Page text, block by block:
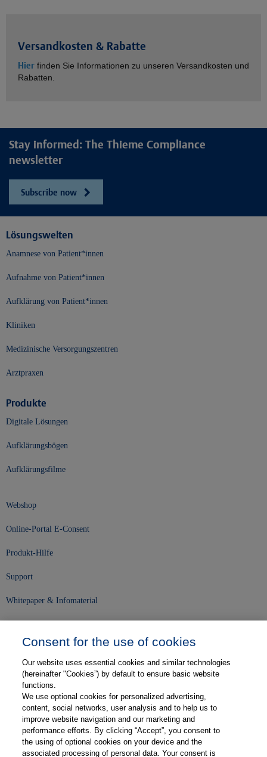
Versandkosten & Rabatte
Hier finden Sie Informationen zu unseren Versandkosten und
Rabatten.
Stay informed: The Thieme Compliance
newsletter
Subscribe now
Lösungswelten
Anamnese von Patient*innen
Aufnahme von Patient*innen
Aufklärung von Patient*innen
Kliniken
Medizinische Versorgungszentren
Arztpraxen
Produkte
Digitale Lösungen
Aufklärungsbögen
Aufklärungsfilme
Webshop
Online-Portal E-Consent
Produkt-Hilfe
Support
Whitepaper & Infomaterial
Karriere
Kontakt
Web-Semniare
Anwenderberichte
Consent for the use of cookies
Our website uses essential cookies and similar technologies
(hereinafter "Cookies”) by default to ensure basic website
functions.
We use optional cookies for personalized advertising,
content, social networks, user analysis and to help us to
improve website navigation and our marketing and
performance efforts. By clicking “Accept”, you consent to
the using of optional cookies on your device and the
associated processing of personal data. Your consent is